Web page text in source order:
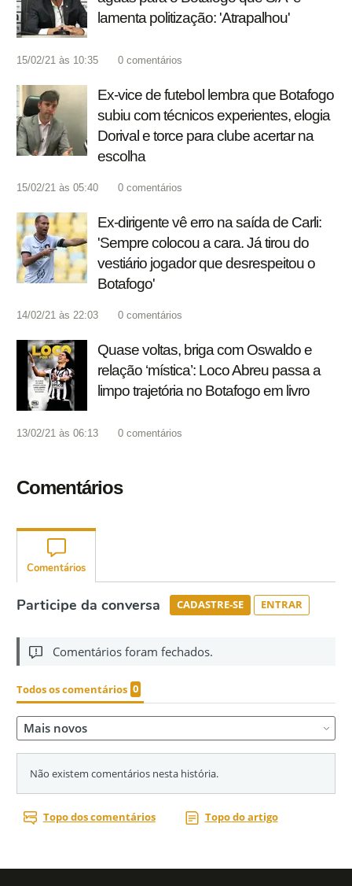
lamenta politização: 'Atrapalhou'
15/02/21 às 10:35 0 comentários
Ex-vice de futebol lembra que Botafogo
subiu com técnicos experientes, elogia
Dorival e torce para clube acertar na
escolha
15/02/21 às 05:40 0 comentários
Ex-dirigente vê erro na saída de Carli:
'Sempre colocou a cara. Já tirou do
vestiário jogador que desrespeitou o
Botafogo'
14/02/21 às 22:03 0 comentários
Quase voltas, briga com Oswaldo e
relação ‘mística’: Loco Abreu passa a
limpo trajetória no Botafogo em livro
13/02/21 às 06:13 0 comentários
Comentários